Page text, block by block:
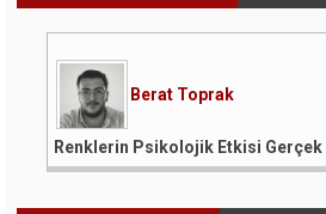
Berat Toprak
Renklerin Psikolojik Etkisi Gerçek